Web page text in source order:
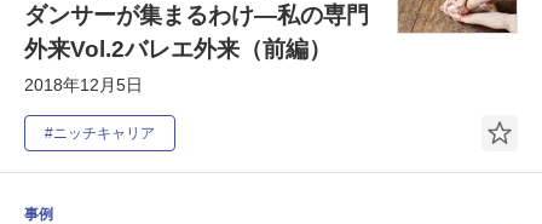
ダンサーが集まるわけ―私の専門
外来Vol.2バレエ外来（前編）
2018年12月5日
#ニッチキャリア
事例